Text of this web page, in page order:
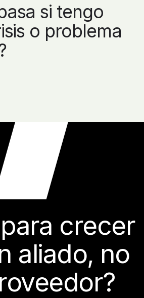
si tengo
o problema
crecer
aliado, no